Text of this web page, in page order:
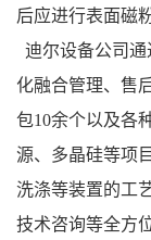
后应进行表面磁
迪尔设备公司
化融合管理、售
包10余个以及各
源、多晶硅等项
洗涤等装置的工
技术咨询等全方